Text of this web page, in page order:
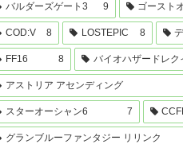
バルダーズゲート3 9 ゴースト
COD:V 8 LOSTEPIC 8
FF16 8 バイオハザードレク
アストリア アセンディング
スターオーシャン6 7
グランブルーファンタジー リリンク